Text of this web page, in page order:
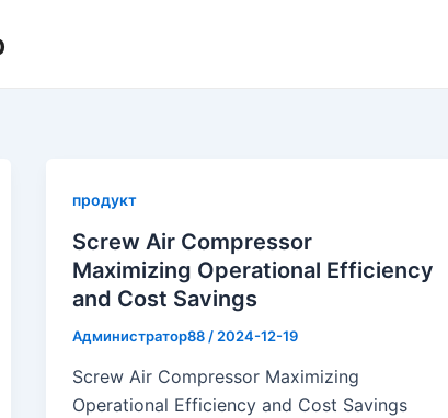
продукт
Screw Air Compressor
Maximizing Operational Efficiency
and Cost Savings
Администратор88 / 2024-12-19
Screw Air Compressor Maximizing
Operational Efficiency and Cost Savings